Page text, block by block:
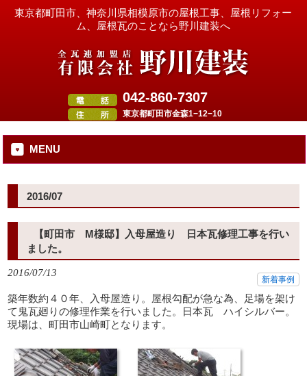
東京都町田市、神奈川県相模原市の屋根工事、屋根リフォー
ム、屋根瓦のことなら野川建装へ
042-860-7307
東京都町田市金森1−12−10
MENU
2016/07
【町田市 M様邸】入母屋造り 日本瓦修理工事を行い
ました。
2016/07/13
新着事例
築年数約４０年、入母屋造り。屋根勾配が急な為、足場を架け
て鬼瓦廻りの修理作業を行いました。日本瓦 ハイシルバー。
現場は、町田市山崎町となります。